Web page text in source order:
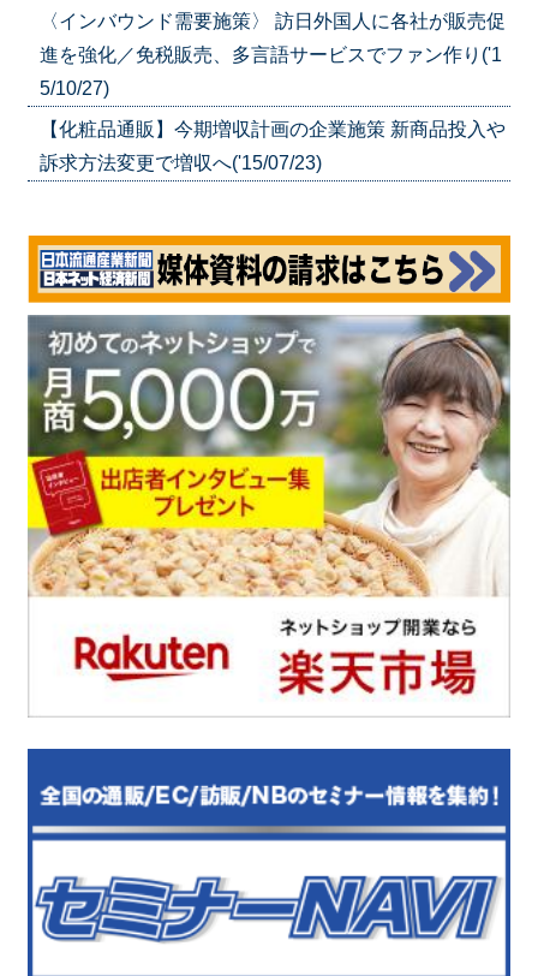
〈インバウンド需要施策〉 訪日外国人に各社が販売促
進を強化／免税販売、多言語サービスでファン作り('1
5/10/27)
【化粧品通販】今期増収計画の企業施策 新商品投入や
訴求方法変更で増収へ('15/07/23)